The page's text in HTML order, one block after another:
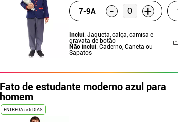
7-9A - +
Inclui: Jaqueta, calça, camisa e
gravata de botão
Não inclui: Caderno, Caneta ou
Sapatos
Fato de estudante moderno azul para
homem
ENTREGA 5/6 DIAS